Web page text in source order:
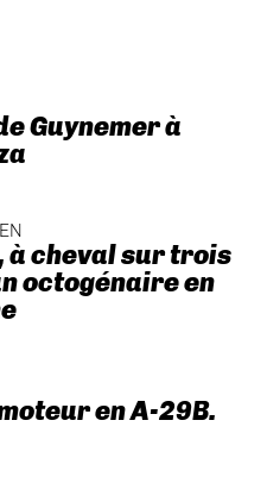
Guynemer à
cheval sur trois
octogénaire en
en A-29B.